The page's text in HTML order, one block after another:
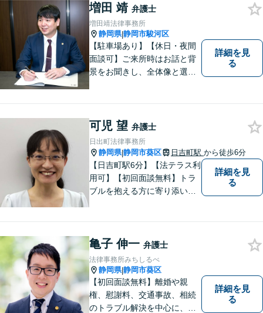
標、著作権、不正競争防止法
の専門知識・経験豊富」「リ
ーガルフォースの高精度契約
書チェック」
増田 靖 弁護士
増田靖法律事務所
静岡県|静岡市駿河区
【駐車場あり】【休日・夜間
面談可】ご来所時はお話と背
景をお聞きし、全体像と選択
ください。
詳細を見
る
可児 望 弁護士
日出町法律事務所
静岡県|静岡市葵区 日吉町駅 から徒歩6分
【日吉町駅6分】【法テラス利
用可】【初回面談無料】トラ
ブルを抱える方に寄り添い、
詳細を見
る
亀子 伸一 弁護士
法律事務所みちしるべ
静岡県|静岡市葵区
【初回面談無料】離婚や親
権、慰謝料、交通事故、相続
のトラブル解決を中心に、一
詳細を見
る